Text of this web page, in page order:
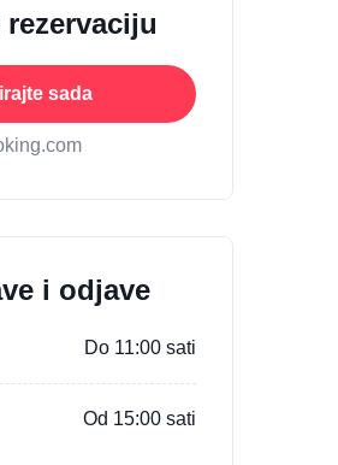
rezervaciju
sada
i odjave
Do 11:00 sati
Od 15:00 sati